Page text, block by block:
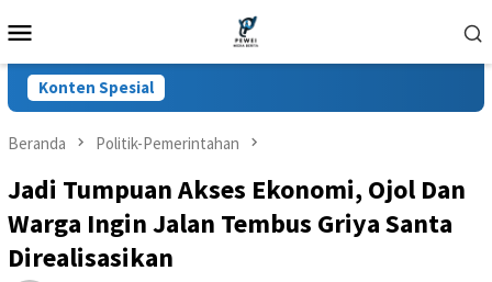
ke
Mobile
Konten Spesial
Beranda Politik-Pemerintahan
Jadi Tumpuan Akses Ekonomi, Ojol Dan
Warga Ingin Jalan Tembus Griya Santa
Direalisasikan